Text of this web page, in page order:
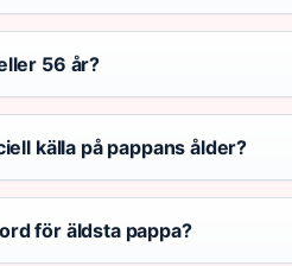
56 år?
källa på pappans ålder?
för äldsta pappa?